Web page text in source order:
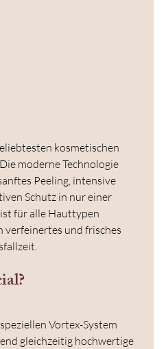
kosmetischen
moderne Technologie
Peeling, intensive
Schutz in nur einer
für alle Hauttypen
verfeinertes und frisches
Vortex-System
gleichzeitig hochwertige